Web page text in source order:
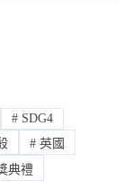
# SDG4
# 英國
典禮